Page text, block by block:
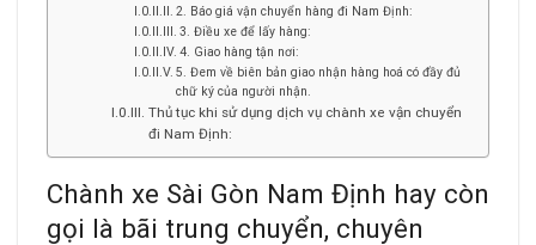
2. Báo giá vận chuyển hàng đi Nam Định:
3. Điều xe để lấy hàng:
4. Giao hàng tận nơi:
5. Đem về biên bản giao nhận hàng hoá có đầy đủ
chữ ký của người nhận.
Thủ tục khi sử dụng dịch vụ chành xe vận chuyển
đi Nam Định:
Chành xe Sài Gòn Nam Định hay còn
gọi là bãi trung chuyển, chuyên